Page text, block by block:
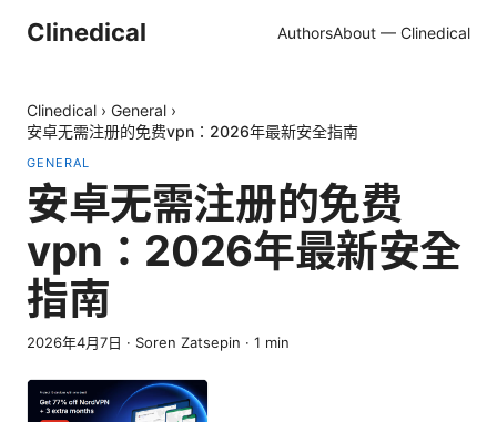
Clinedical AuthorsAbout — Clinedical
Clinedical › General ›
安卓无需注册的免费vpn：2026年最新安全指南
GENERAL
安卓无需注册的免费
vpn：2026年最新安全
指南
2026年4月7日 · Soren Zatsepin · 1 min